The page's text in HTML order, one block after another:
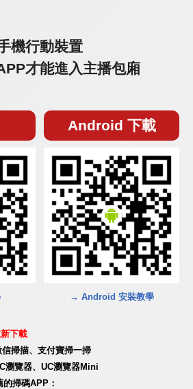
機行動裝置
才能進入主播包廂
Android 下載
→ Android 安裝教學
下載
掃描、支付寶掃一掃
瀏覽器、UC瀏覽器Mini
掃碼APP：